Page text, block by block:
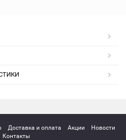
Доставка и оплата Акции
Новости
Контакты